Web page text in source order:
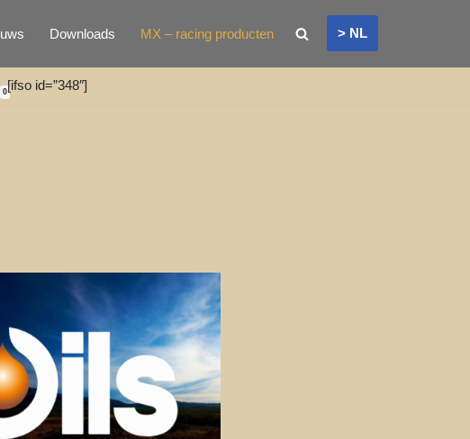
Downloads MX – racing producten > NL
0[ifso id=”348″]